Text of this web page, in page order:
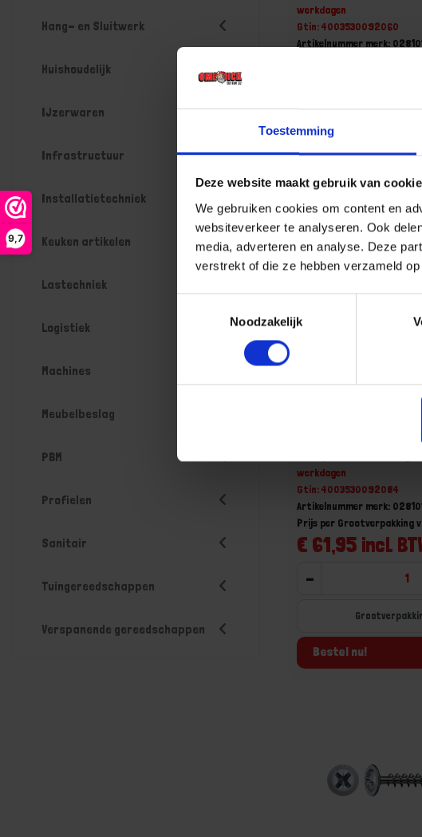
Toestemming
Deze website maakt gebruik van
We gebruiken cookies om content en
websiteverkeer te analyseren. Ook
media, adverteren en analyse. Deze
verstrekt of die ze hebben verzameld
Noodzakelijk
9,7
Hang- en Sluitwerk
Huishoudelijk
IJzerwaren
Infrastructuur
Installatietechniek
Keuken artikelen
Lastechniek
Logistiek
Machines
Meubelbeslag
PBM
Profielen
Sanitair
Tuingereedschappen
Verspanende gereedschappen
werkdagen
Gtin: 4003530092060
Artikelnummer merk:
-
Bestel nu!
SPAX
werkdagen
Gtin: 4003530092084
Artikelnummer merk:
€ 61,95 incl.
Prijs per Grootverpakking
-
Bestel nu!